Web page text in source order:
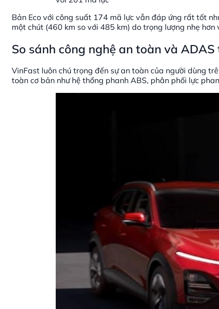
Bản Eco với công suất 174 mã lực vẫn đáp ứng rất tốt
một chút (460 km so với 485 km) do trọng lượng nhẹ
So sánh công nghệ an toàn và
VinFast luôn chú trọng đến sự an toàn của người dùng
toàn cơ bản như hệ thống phanh ABS, phân phối lực